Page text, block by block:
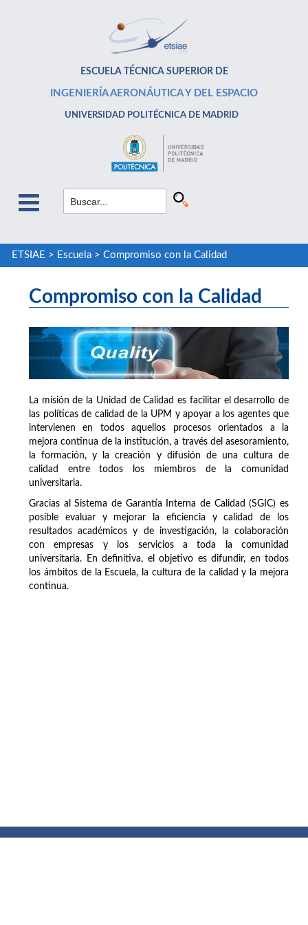
ESCUELA TÉCNICA SUPERIOR DE
INGENIERÍA AERONÁUTICA Y DEL ESPACIO
UNIVERSIDAD POLITÉCNICA DE MADRID
ETSIAE > Escuela> Compromiso con la Calidad
Compromiso con la Calidad
La misión de la Unidad de Calidad es facilitar el desarrollo de
las políticas de calidad de la UPM y apoyar a los agentes que
intervienen en todos aquellos procesos orientados a la
mejora continua de la institución, a través del asesoramiento,
la formación, y la creación y difusión de una cultura de
calidad entre todos los miembros de la comunidad
universitaria.
Gracias al Sistema de Garantía Interna de Calidad (SGIC) es
posible evaluar y mejorar la eficiencia y calidad de los
resultados académicos y de investigación, la colaboración
con empresas y los servicios a toda la comunidad
universitaria. En definitiva, el objetivo es difundir, en todos
los ámbitos de la Escuela, la cultura de la calidad y la mejora
continua.